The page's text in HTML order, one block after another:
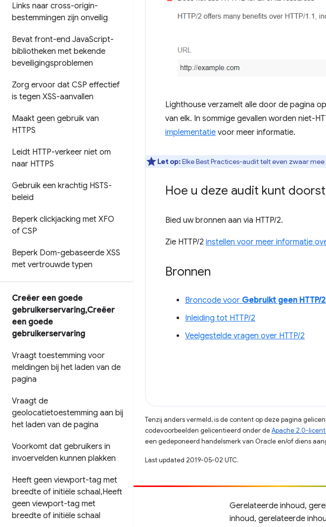
Links naar cross-origin-
bestemmingen zijn onveilig
Bevat front-end JavaScript-
bibliotheken met bekende
beveiligingsproblemen
Zorg ervoor dat CSP effectief
is tegen XSS-aanvallen
Maakt geen gebruik van
HTTPS
Leidt HTTP-verkeer niet om
naar HTTPS
Gebruik een krachtig HSTS-
beleid
Beperk clickjacking met XFO
of CSP
Beperk Dom-gebaseerde XSS
met vertrouwde typen
Creëer een goede
gebruikerservaring,Creëer
een goede
gebruikerservaring
Vraagt ​​toestemming voor
meldingen bij het laden van de
pagina
Vraagt ​​de
geolocatietoestemming aan bij
het laden van de pagina
Voorkomt dat gebruikers in
invoervelden kunnen plakken
Heeft geen viewport-tag met
breedte of initiële schaal,Heeft
geen viewport-tag met
breedte of initiële schaal
Lighthouse verzamelt alle door de pagina
van elk. In sommige gevallen worden niet-
implementatie voor meer informatie.
Let op:Elke Best Practices-audit telt even zwaar
Hoe u deze audit kunt
Bied uw bronnen aan via HTTP/2.
Zie HTTP/2 instellen voor meer informatie
Bronnen
Broncode voor Gebruikt geen
Inleiding tot HTTP/2
Veelgestelde vragen over HTTP/2
Tenzij anders vermeld, is de content op deze pagina
codevoorbeelden gelicentieerd onder deApache 2.0-
een gedeponeerd handelsmerk van Oracle en/of diens
Last updated 2019-05-02 UTC.
Bijdragen
Gerelateerde inhoud,
inhoud, gerelateerde